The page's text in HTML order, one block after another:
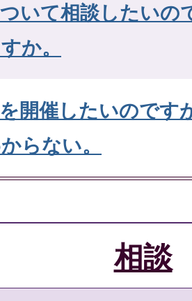
いて相談したいの
か。
開催したいのです
らない。
相談